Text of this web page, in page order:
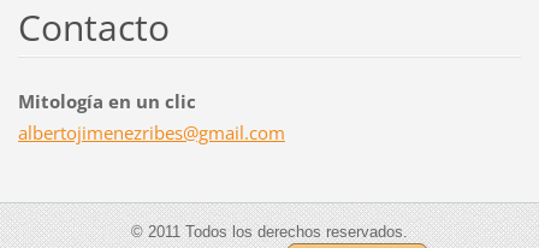
Contacto
Mitología en un clic
albertojimenezribes@gmail.com
© 2011 Todos los derechos reservados.